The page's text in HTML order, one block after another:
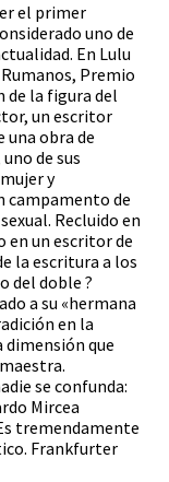
el primer
uno de
En Lulu
Premio
de la figura del
un escritor
una obra de
de sus
y
campamento de
Recluido en
en un escritor de
la escritura a los
del doble ?
a su «hermana
en la
que
se confunda:
Mircea
tremendamente
Frankfurter